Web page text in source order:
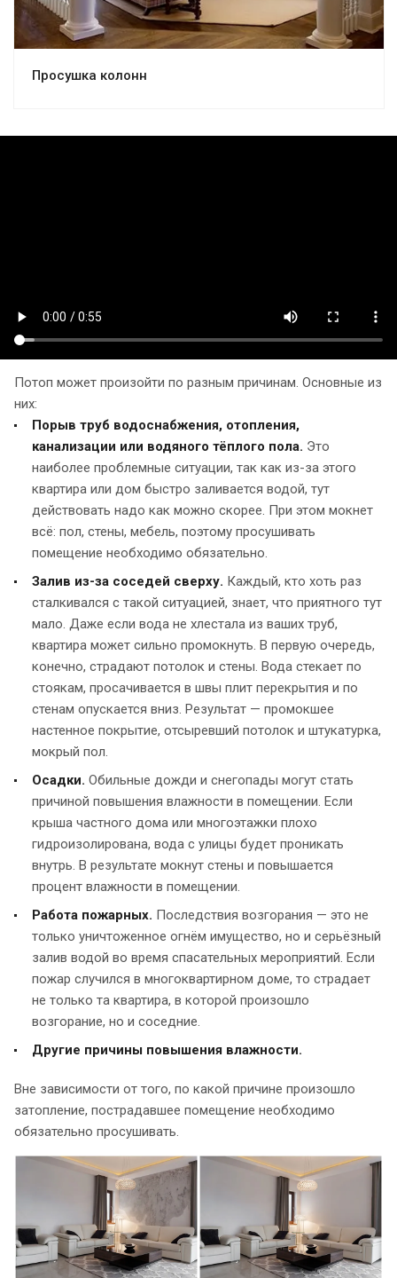
Просушка колонн
Потоп может произойти по разным причинам. Основные из
них:
Порыв труб водоснабжения, отопления,
канализации или водяного тёплого пола. Это
наиболее проблемные ситуации, так как из-за этого
квартира или дом быстро заливается водой, тут
действовать надо как можно скорее. При этом мокнет
всё: пол, стены, мебель, поэтому просушивать
помещение необходимо обязательно.
Залив из-за соседей сверху. Каждый, кто хоть раз
сталкивался с такой ситуацией, знает, что приятного тут
мало. Даже если вода не хлестала из ваших труб,
квартира может сильно промокнуть. В первую очередь,
конечно, страдают потолок и стены. Вода стекает по
стоякам, просачивается в швы плит перекрытия и по
стенам опускается вниз. Результат — промокшее
настенное покрытие, отсыревший потолок и штукатурка,
мокрый пол.
Осадки. Обильные дожди и снегопады могут стать
причиной повышения влажности в помещении. Если
крыша частного дома или многоэтажки плохо
гидроизолирована, вода с улицы будет проникать
внутрь. В результате мокнут стены и повышается
процент влажности в помещении.
Работа пожарных. Последствия возгорания — это не
только уничтоженное огнём имущество, но и серьёзный
залив водой во время спасательных мероприятий. Если
пожар случился в многоквартирном доме, то страдает
не только та квартира, в которой произошло
возгорание, но и соседние.
Другие причины повышения влажности.
Вне зависимости от того, по какой причине произошло
затопление, пострадавшее помещение необходимо
обязательно просушивать.